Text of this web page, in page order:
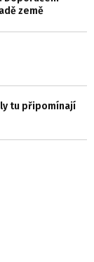
země
tu připomínají